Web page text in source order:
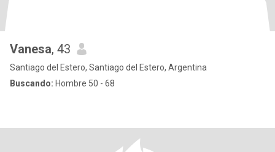
Vanesa, 43
Santiago del Estero, Santiago del Estero, Argentina
Buscando: Hombre 50 - 68